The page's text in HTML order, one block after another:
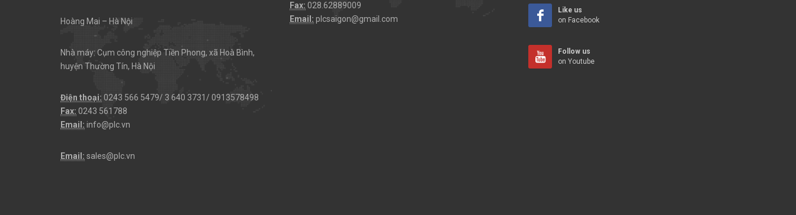
Hoàng Mai – Hà Nội
Nhà máy: Cụm công nghiệp Tiền Phong, xã Hoà Bình,
huyện Thường Tín, Hà Nội
Điện thoại: 0243 566 5479/ 3 640 3731/ 0913578498
Fax: 0243 561788
Email: info@plc.vn
Email: sales@plc.vn
Fax: 028.62889009
Email: plcsaigon@gmail.com
Like us
on Facebook
Follow us
on Youtube